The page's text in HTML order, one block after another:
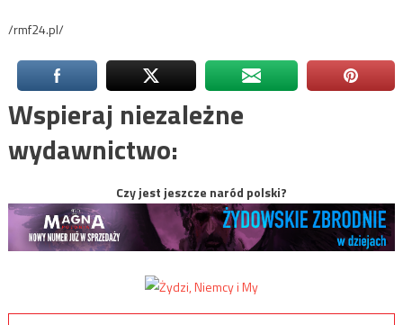
/rmf24.pl/
Wspieraj niezależne
wydawnictwo:
Czy jest jeszcze naród polski?